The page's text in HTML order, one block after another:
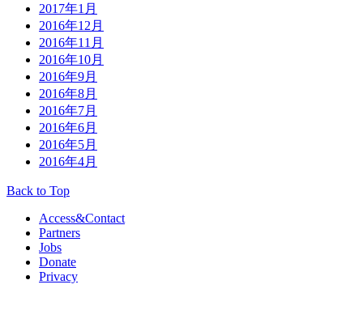
2017年1月
2016年12月
2016年11月
2016年10月
2016年9月
2016年8月
2016年7月
2016年6月
2016年5月
2016年4月
Back to Top
Access&Contact
Partners
Jobs
Donate
Privacy